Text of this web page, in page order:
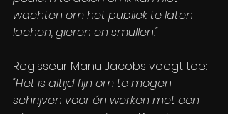
wachten om het publiek te laten
lachen, gieren en smullen."
Regisseur Manu Jacobs voegt toe:
"Het is altijd fijn om te mogen
schrijven voor én werken met een